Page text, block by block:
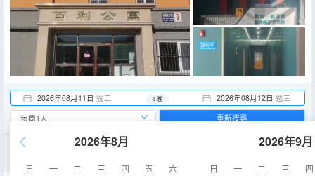
2026年08月11日 週二 2026年08月12日 週三
1 晚
2026年8月
日 一 二 三 四 五
六
2026年9月
日 一 二 三
四
重新搜尋